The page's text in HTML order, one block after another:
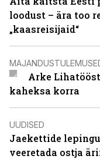
loodust – ära too
„kaasreisijaid“
Arke
kaheksa korra
UUDISED
Jaekettide
veeretada ostja